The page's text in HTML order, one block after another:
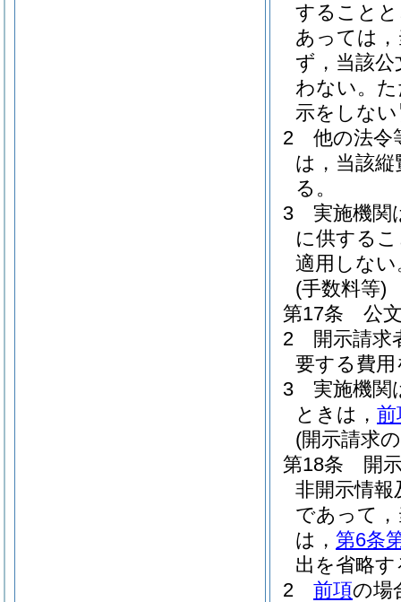
すること
あっては
ず，当該
わない。
示をしな
2
他の法令
は，当該縦
る。
3
実施機関
に供する
適用しない
(手数料等)
第17条
公
2
開示請求
要する費
3
実施機関
ときは， 前
(開示請求
第18条
開
非開示情
であって
は， 第6条
出を省略
2
前項の場